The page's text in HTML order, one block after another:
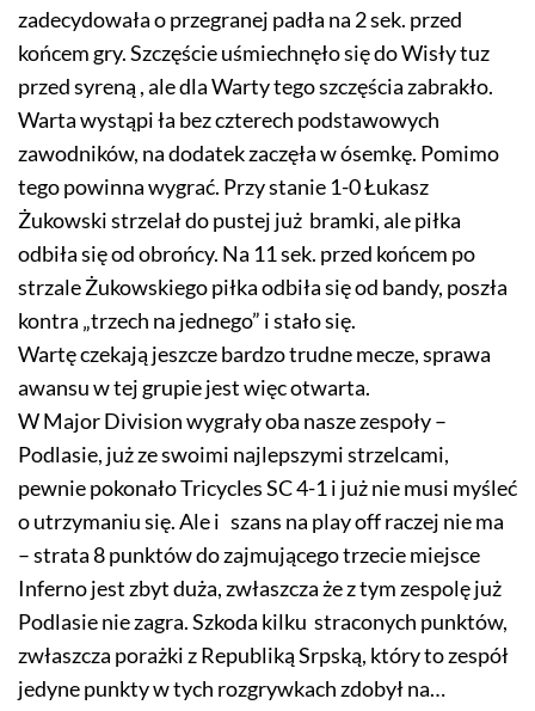
zadecydowała o przegranej padła na 2 sek. przed
końcem gry. Szczęście uśmiechnęło się do Wisły tuz
przed syreną , ale dla Warty tego szczęścia zabrakło.
Warta wystąpi ła bez czterech podstawowych
zawodników, na dodatek zaczęła w ósemkę. Pomimo
tego powinna wygrać. Przy stanie 1-0 Łukasz
Żukowski strzelał do pustej już bramki, ale piłka
odbiła się od obrońcy. Na 11 sek. przed końcem po
strzale Żukowskiego piłka odbiła się od bandy, poszła
kontra „trzech na jednego” i stało się.
Wartę czekają jeszcze bardzo trudne mecze, sprawa
awansu w tej grupie jest więc otwarta.
W Major Division wygrały oba nasze zespoły –
Podlasie, już ze swoimi najlepszymi strzelcami,
pewnie pokonało Tricycles SC 4-1 i już nie musi myśleć
o utrzymaniu się. Ale i szans na play off raczej nie ma
– strata 8 punktów do zajmującego trzecie miejsce
Inferno jest zbyt duża, zwłaszcza że z tym zespolę już
Podlasie nie zagra. Szkoda kilku straconych punktów,
zwłaszcza porażki z Republiką Srpską, który to zespół
jedyne punkty w tych rozgrywkach zdobył na…